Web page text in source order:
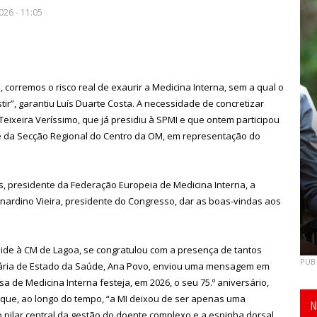
- 11:05
o risco real de exaurir a Medicina Interna, sem a qual o
garantiu Luís Duarte Costa. A necessidade de concretizar
Veríssimo, que já presidiu à SPMI e que ontem participou
Secção Regional do Centro da OM, em representação do
presidente da Federação Europeia de Medicina Interna, a
Vieira, presidente do Congresso, dar as boas-vindas aos
à CM de Lagoa, se congratulou com a presença de tantos
de Estado da Saúde, Ana Povo, enviou uma mensagem em
de Medicina Interna festeja, em 2026, o seu 75.º aniversário,
ao longo do tempo, “a MI deixou de ser apenas uma
PUB